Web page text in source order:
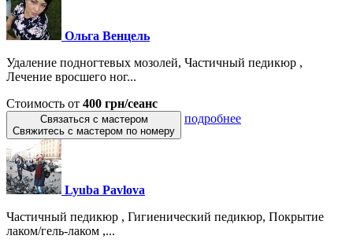
Ольга Венцель
Удаление подногтевых мозолей, Частичный педикюр ,
Лечение вросшего ног...
Стоимость от 400 грн/сеанс
Связаться с мастером
Свяжитесь с мастером по номеру
подробнее
Lyuba Pavlova
Частичный педикюр , Гигиенический педикюр, Покрытие
лаком/гель-лаком ,...